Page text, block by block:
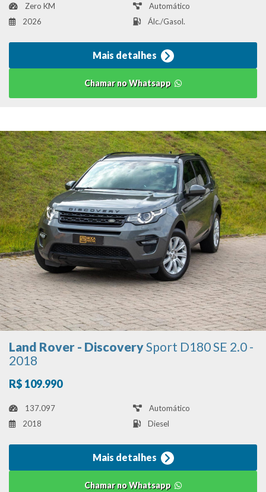
Zero KM
Automático
2026
Álc./Gasol.
Mais detalhes
Chamar no Whatsapp
Land Rover - DiscoverySport D180 SE 2.0 -
2018
R$ 109.990
137.097
Automático
2018
Diesel
Mais detalhes
Chamar no Whatsapp